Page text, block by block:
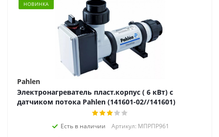
НОВИНКА
Pahlen
Электронагреватель пласт.корпус ( 6 кВт) с
датчиком потока Pahlen (141601-02//141601)
Есть в наличии Артикул: МПРПР961